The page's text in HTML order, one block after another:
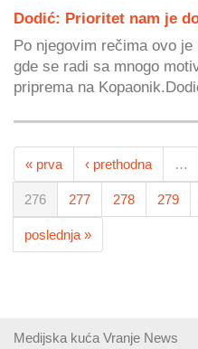
Dodić: Prioritet nam je
Po njegovim rečima ovo
gde se radi sa mnogo
priprema na
« prva ‹ prethodna …
276 277 278 279
poslednja »
Medijska kuća Vranje News